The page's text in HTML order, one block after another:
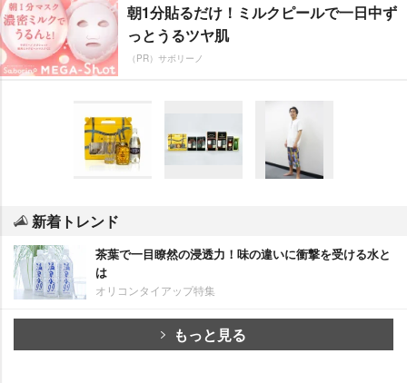
朝1分貼るだけ！ミルクピールで一日中ず
っとうるツヤ肌
（PR）サボリーノ
新着トレンド
茶葉で一目瞭然の浸透力！味の違いに衝撃を受ける水と
は
オリコンタイアップ特集
もっと見る